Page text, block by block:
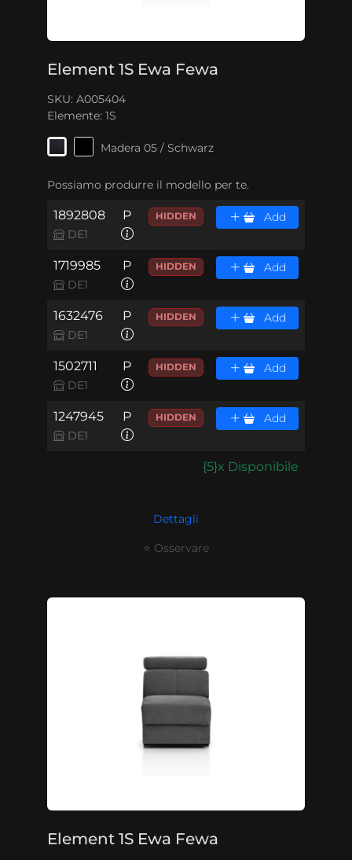
Element 1S Ewa Fewa
SKU: A005404
Elemente: 1S
Madera 05 / Schwarz
Possiamo produrre il modello per te.
1892808
DE1
P HIDDEN Add
1719985
DE1
P HIDDEN Add
1632476
DE1
P HIDDEN Add
1502711
DE1
P HIDDEN Add
1247945
DE1
P HIDDEN Add
{5}x Disponibile
Dettagli
⭐ Osservare
Element 1S Ewa Fewa